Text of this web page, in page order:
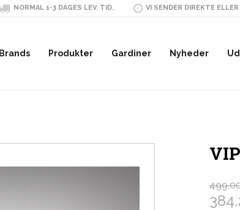
NORMAL 1-3 DAGES LEV. TID. VI SENDER DIREKTE
Brands Produkter Gardiner Nyheder